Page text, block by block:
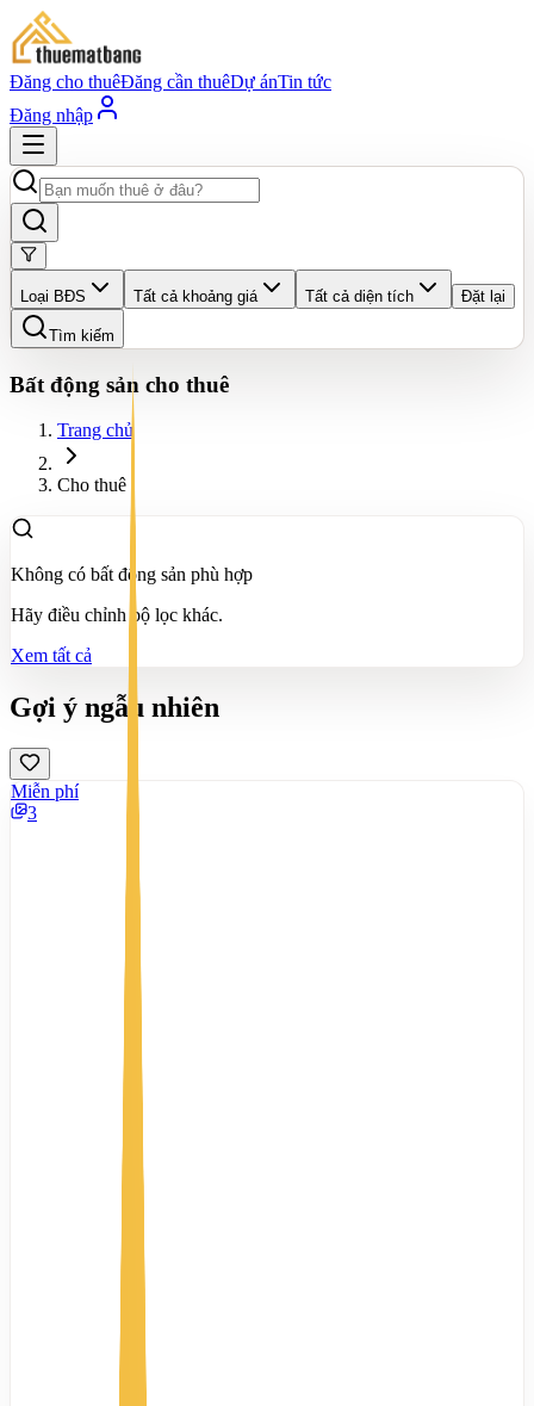
Đăng cho thuêĐăng cần thuêDự ánTin tức
Đăng nhập
Loại BĐS Tất cả khoảng giá Tất cả diện tích Đặt lại
Tìm kiếm
Bất động sản cho thuê
Trang chủ
Cho thuê
Không có bất động sản phù hợp
Hãy điều chỉnh bộ lọc khác.
Xem tất cả
Gợi ý ngẫu nhiên
Miễn phí
3